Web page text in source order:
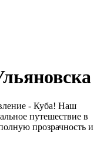
- Куба! Наш
путешествие в
прозрачность и